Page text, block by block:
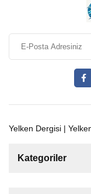
Yelken Dergisi |
Kategoriler